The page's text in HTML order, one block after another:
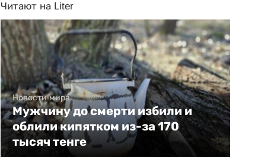
Читают на Liter
Новости мира
Мужчину до смерти избили и
облили кипятком из-за 170
тысяч тенге